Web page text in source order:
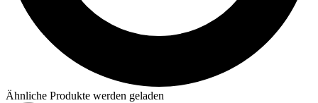
Ähnliche Produkte werden geladen